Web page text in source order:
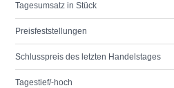
Tagesumsatz in Stück
Preisfeststellungen
Schlusspreis des letzten Handelstages
Tagestief/-hoch